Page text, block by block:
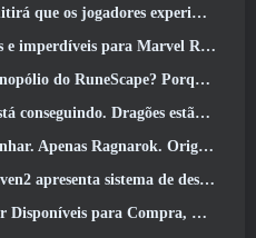
o mundo de Tyria antes que os Elder Dragons acordem
para Marvel Rivals
Porque um está a caminho
Dragões estão chegando a Albion Online
Origin Classic é lançado em julho 23
Oferecendo aos jogadores mais maneiras de aprimorar suas habilidades
Completo com cinco dias de acesso antecipado